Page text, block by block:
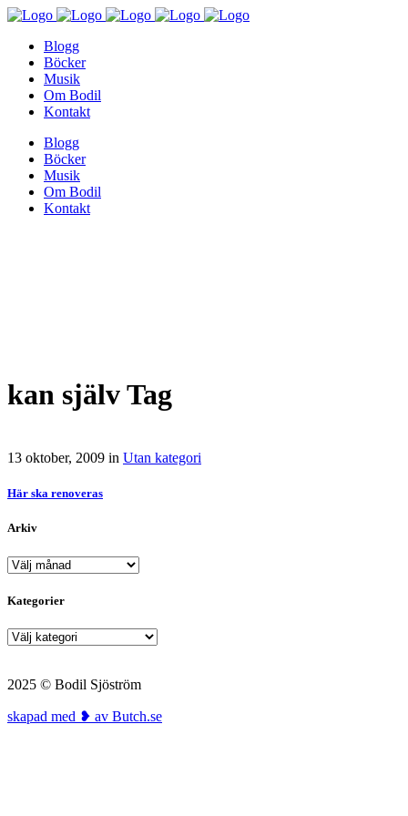
Blogg
Böcker
Musik
Om Bodil
Kontakt
Blogg
Böcker
Musik
Om Bodil
Kontakt
kan själv Tag
13 oktober, 2009 in Utan kategori
Här ska renoveras
Arkiv
Arkiv
Kategorier
Kategorier
2025 © Bodil Sjöström
skapad med ❥ av Butch.se